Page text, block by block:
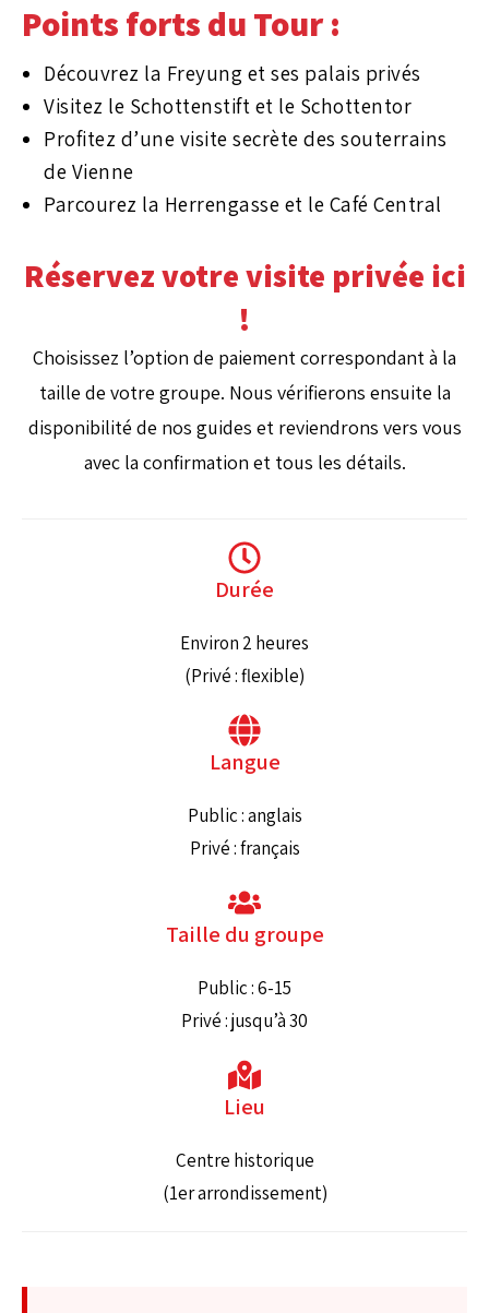
Points forts du Tour :
Découvrez la Freyung et ses palais privés
Visitez le Schottenstift et le Schottentor
Profitez d’une visite secrète des souterrains
de Vienne
Parcourez la Herrengasse et le Café Central
Réservez votre visite privée ici
!
Choisissez l’option de paiement correspondant à la
taille de votre groupe. Nous vérifierons ensuite la
disponibilité de nos guides et reviendrons vers vous
avec la confirmation et tous les détails.
Durée
Environ 2 heures
(Privé : flexible)
Langue
Public : anglais
Privé : français
Taille du groupe
Public : 6-15
Privé : jusqu’à 30
Lieu
Centre historique
(1er arrondissement)